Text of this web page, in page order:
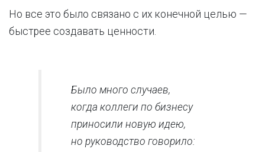
Но все это было связано с их конечной целью —
быстрее создавать ценности.
Было много случаев,
когда коллеги по бизнесу
приносили новую идею,
но руководство говорило: